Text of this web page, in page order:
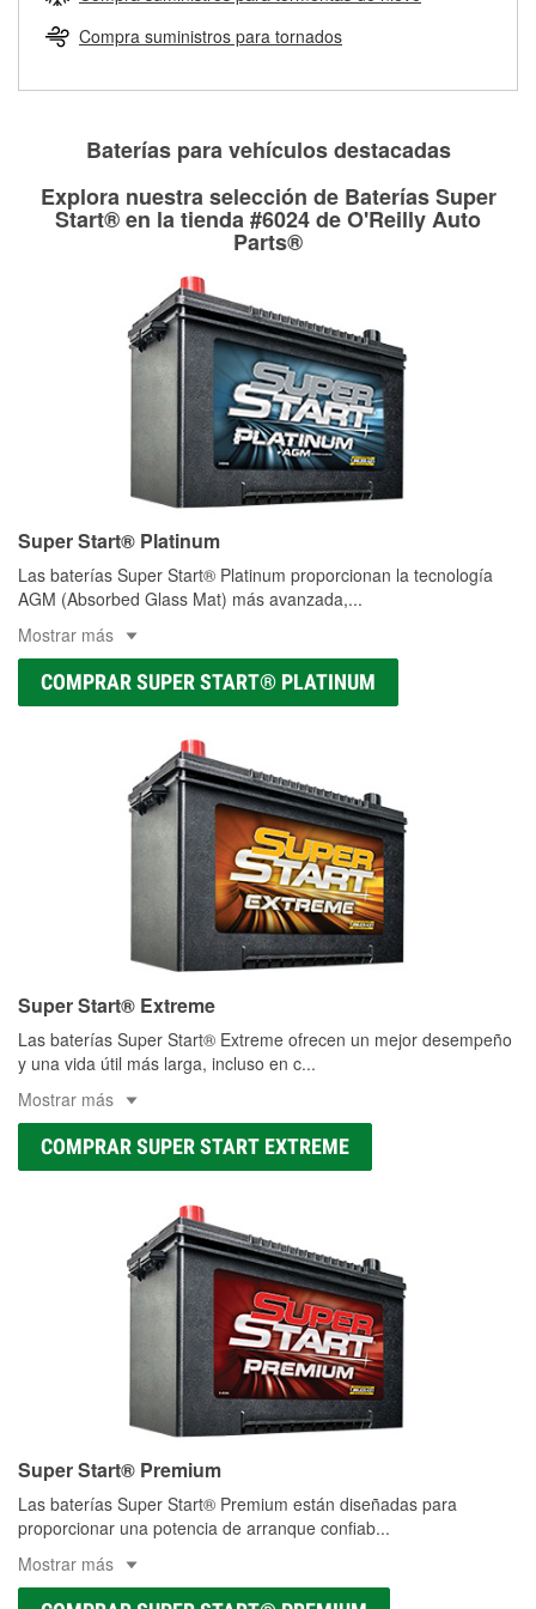
Herramientas de O'Reilly
pueden ser reutilizados, podemos ayudarte a encontrar las
partes de reemplazo correctas para tu reparación.
Rectificación de tambores y discos de freno
Compra suministros para tornados
Baterías para vehículos destacadas
Explora nuestra selección de Baterías Super
Start® en la tienda #6024 de O'Reilly Auto
Parts®
Super Start® Platinum
Las baterías Super Start® Platinum proporcionan la tecnología
AGM (Absorbed Glass Mat) más avanzada,...
Mostrar más
COMPRAR SUPER START® PLATINUM
Super Start® Extreme
Las baterías Super Start® Extreme ofrecen un mejor desempeño
y una vida útil más larga, incluso en c...
Mostrar más
COMPRAR SUPER START EXTREME
Super Start® Premium
Las baterías Super Start® Premium están diseñadas para
proporcionar una potencia de arranque confiab...
Mostrar más